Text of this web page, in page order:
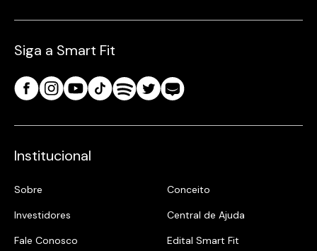
Siga a Smart Fit
Institucional
Sobre
Conceito
Investidores
Central de Ajuda
Fale Conosco
Edital Smart Fit